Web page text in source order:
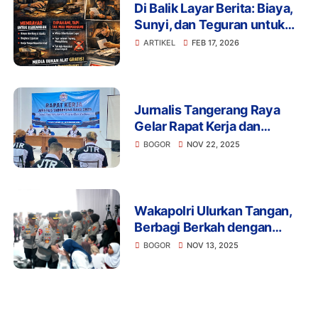
Di Balik Layar Berita: Biaya,
Sunyi, dan Teguran untuk
Nurani
ARTIKEL FEB 17, 2026
Jurnalis Tangerang Raya
Gelar Rapat Kerja dan
Reshuffle Kepengurusan,
BOGOR NOV 22, 2025
Wakapolri Ulurkan Tangan,
Berbagi Berkah dengan
Santunan dan Bakti Sosial di
BOGOR NOV 13, 2025